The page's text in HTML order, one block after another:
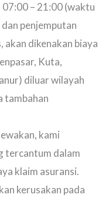
– 21:00 (waktu
penjemputan
dikenakan biaya
Kuta,
diluar wilayah
tambahan
kami
tercantum dalam
klaim asuransi.
kerusakan pada